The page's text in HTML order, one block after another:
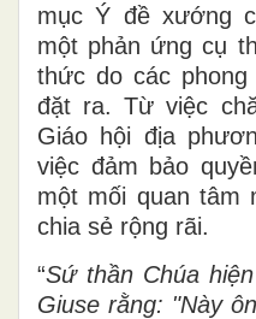
mục Ý đề xướng
một phản ứng cụ
thức do các
đặt ra. Từ việc
Giáo hội địa
việc đảm bảo
một mối quan tâm
chia sẻ rộng rãi.
“Sứ thần Chúa
Giuse rằng: "Này